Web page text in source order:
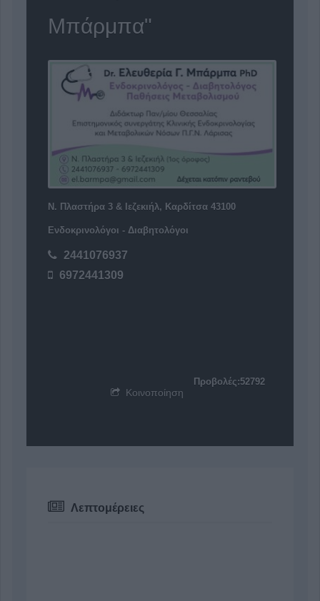
Μπάρμπα"
Ν. Πλαστήρα 3 & Ιεζεκιήλ, Καρδίτσα 43100
Ενδοκρινολόγοι - Διαβητολόγοι
2441076937
6972441309
Προβολές:52792
Κοινοποίηση
Λεπτομέρειες